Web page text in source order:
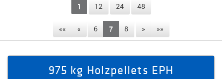
1 12 24 48
«« « 6 7 8 » »»
975 kg Holzpellets EPH